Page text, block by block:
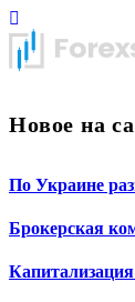
Новое на
По Украине
Брокерская